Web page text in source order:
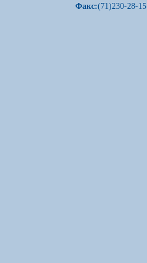
Факс:(71)230-28-15